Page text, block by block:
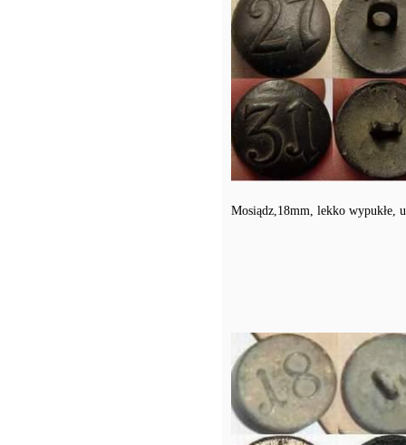
Mosiądz,18mm, lekko wypukłe,